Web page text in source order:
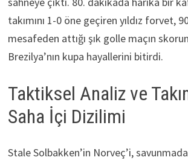
takımını 1-0 öne geçiren yıldız forvet,
mesafeden attığı şık golle maçın
Brezilya’nın kupa hayallerini bitirdi.
Taktiksel Analiz ve
Saha İçi Dizilimi
Stale Solbakken’in Norveç’i,